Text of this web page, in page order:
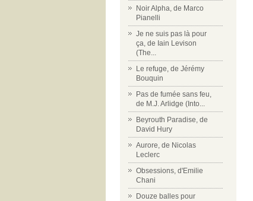
Noir Alpha, de Marco
Pianelli
Je ne suis pas là pour
ça, de Iain Levison
(The...
Le refuge, de Jérémy
Bouquin
Pas de fumée sans feu,
de M.J. Arlidge (Into...
Beyrouth Paradise, de
David Hury
Aurore, de Nicolas
Leclerc
Obsessions, d'Emilie
Chani
Douze balles pour